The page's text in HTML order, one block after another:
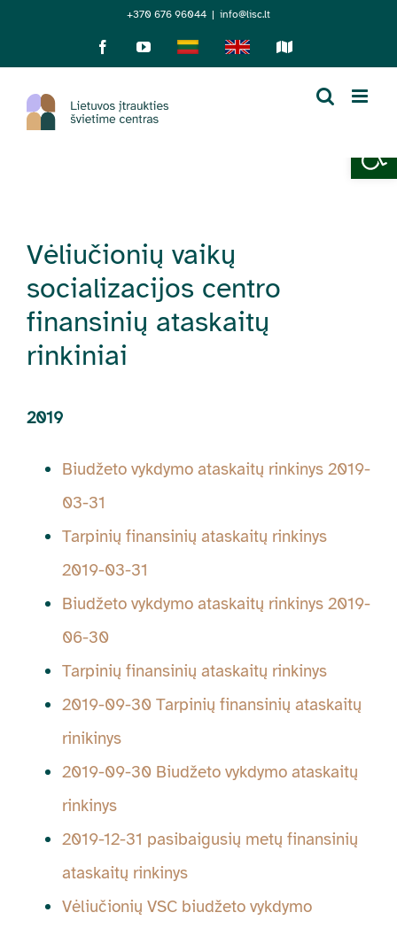
+370 676 96044 | info@lisc.lt
FacebookYouTubeLietuviškaiEnglish
Sensorinis
Vėliučionių vaikų
socializacijos centro
finansinių ataskaitų
rinkiniai
2019
Biudžeto vykdymo ataskaitų rinkinys 2019-
03-31
Tarpinių finansinių ataskaitų rinkinys
2019-03-31
Biudžeto vykdymo ataskaitų rinkinys 2019-
06-30
Tarpinių finansinių ataskaitų rinkinys
2019-09-30 Tarpinių finansinių ataskaitų
rinikinys
2019-09-30 Biudžeto vykdymo ataskaitų
rinkinys
2019-12-31 pasibaigusių metų finansinių
ataskaitų rinkinys
Vėliučionių VSC biudžeto vykdymo